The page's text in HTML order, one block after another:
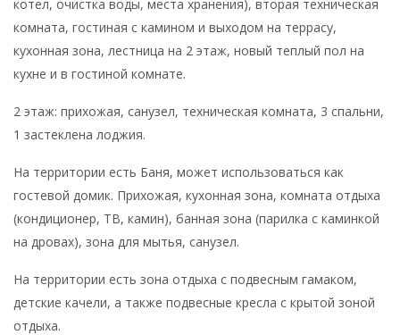
котел, очистка воды, места хранения), вторая техническая
комната, гостиная с камином и выходом на террасу,
кухонная зона, лестница на 2 этаж, новый теплый пол на
кухне и в гостиной комнате.
2 этаж: прихожая, санузел, техническая комната, 3 спальни,
1 застеклена лоджия.
На территории есть Баня, может использоваться как
гостевой домик. Прихожая, кухонная зона, комната отдыха
(кондиционер, ТВ, камин), банная зона (парилка с каминкой
на дровах), зона для мытья, санузел.
На территории есть зона отдыха с подвесным гамаком,
детские качели, а также подвесные кресла с крытой зоной
отдыха.